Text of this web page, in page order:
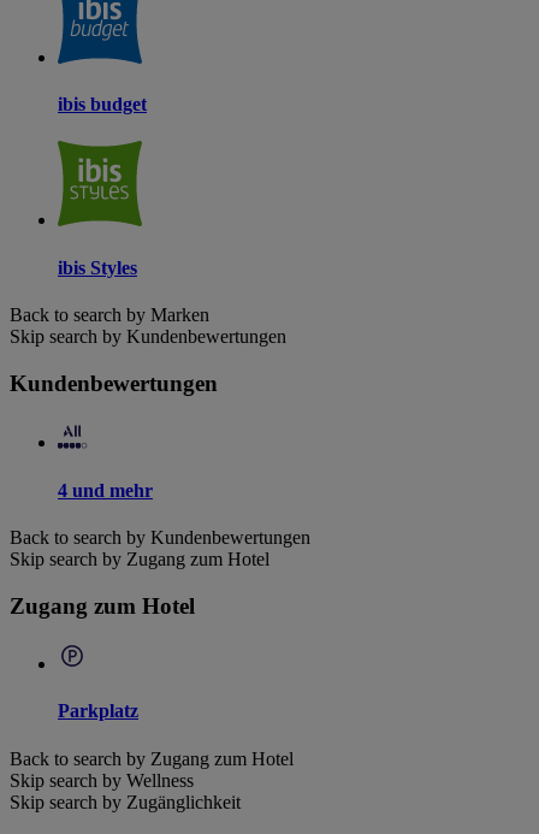
ibis budget
ibis Styles
Back to search by Marken
Skip search by Kundenbewertungen
Kundenbewertungen
4 und mehr
Back to search by Kundenbewertungen
Skip search by Zugang zum Hotel
Zugang zum Hotel
Parkplatz
Back to search by Zugang zum Hotel
Skip search by Wellness
Skip search by Zugänglichkeit